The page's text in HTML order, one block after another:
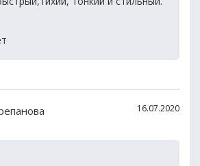
16.07.2020